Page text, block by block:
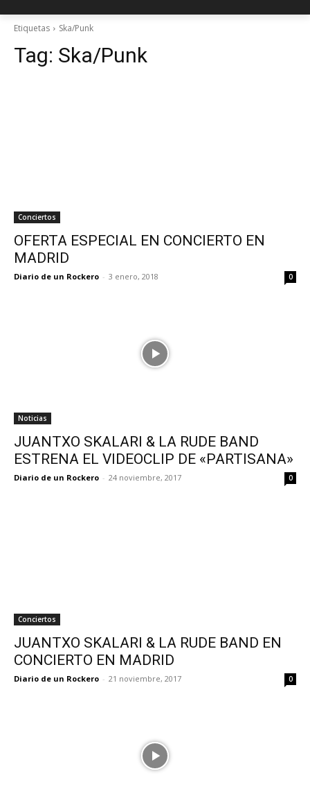
Etiquetas Ska/Punk
Tag: Ska/Punk
Conciertos
OFERTA ESPECIAL EN CONCIERTO EN
MADRID
Diario de un Rockero - 3 enero, 2018 0
Noticias
JUANTXO SKALARI & LA RUDE BAND
ESTRENA EL VIDEOCLIP DE «PARTISANA»
Diario de un Rockero - 24 noviembre, 2017 0
Conciertos
JUANTXO SKALARI & LA RUDE BAND EN
CONCIERTO EN MADRID
Diario de un Rockero - 21 noviembre, 2017 0